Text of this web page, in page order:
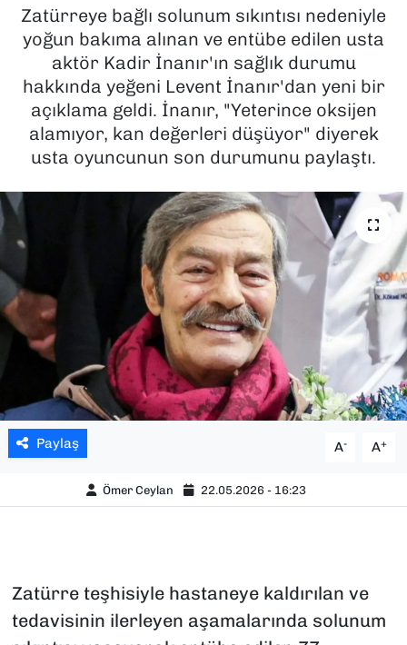
Zatürreye bağlı solunum sıkıntısı nedeniyle
yoğun bakıma alınan ve entübe edilen usta
aktör Kadir İnanır'ın sağlık durumu
hakkında yeğeni Levent İnanır'dan yeni bir
açıklama geldi. İnanır, "Yeterince oksijen
alamıyor, kan değerleri düşüyor" diyerek
usta oyuncunun son durumunu paylaştı.
Paylaş A- A+
Ömer Ceylan 22.05.2026 - 16:23
Zatürre teşhisiyle hastaneye kaldırılan ve
tedavisinin ilerleyen aşamalarında solunum
MAGAZİN
POLİTİKA
SAĞLIK
SPOR
YEREL YÖNETİMLER
Haber Arşivi